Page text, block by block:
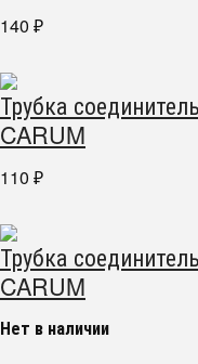
140 ₽
Трубка
CARUM
110 ₽
Трубка
CARUM
Нет в наличии